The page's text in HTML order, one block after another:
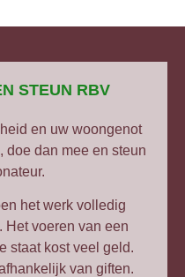
STEUN RBV
en uw woongenot
doe dan mee en steun
het werk volledig
voeren van een
staat kost veel geld.
van giften.